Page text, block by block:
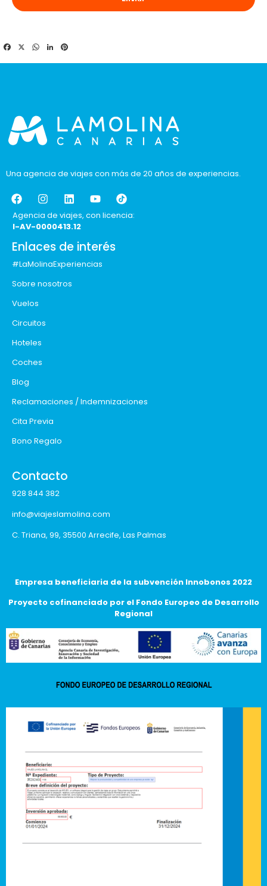
FacebookWhatsApp
LinkedIn
Una agencia de viajes con más de 20 años de experiencias.
Agencia de viajes, con licencia:
I-AV-0000413.12
Enlaces de interés
#LaMolinaExperiencias
Sobre nosotros
Vuelos
Circuitos
Hoteles
Coches
Blog
Reclamaciones / Indemnizaciones
Cita Previa
Bono Regalo
Contacto
928 844 382
info@viajeslamolina.com
C. Triana, 99, 35500 Arrecife, Las Palmas
Empresa beneficiaria de la subvención Innobonos 2022
Proyecto cofinanciado por el Fondo Europeo de Desarrollo
Regional